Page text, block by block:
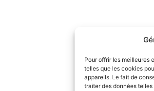
Pour offrir les meilleures
telles que les cookies
appareils. Le fait de
traiter des données